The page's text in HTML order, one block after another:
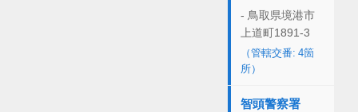
- 鳥取県境港市
上道町1891-3
（管轄交番: 4箇
所）
智頭警察署